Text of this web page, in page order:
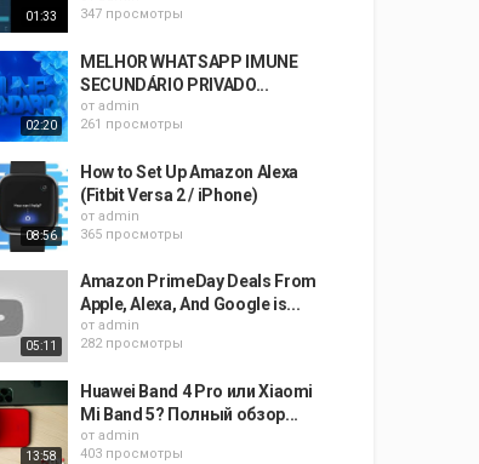
01:33
347 просмотры
02:20
MELHOR WHATSAPP IMUNE
SECUNDÁRIO PRIVADO...
от admin
261 просмотры
08:56
How to Set Up Amazon Alexa
(Fitbit Versa 2 / iPhone)
от admin
365 просмотры
05:11
Amazon PrimeDay Deals From
Apple, Alexa, And Google is...
от admin
282 просмотры
13:58
Huawei Band 4 Pro или Xiaomi
Mi Band 5? Полный обзор...
от admin
403 просмотры